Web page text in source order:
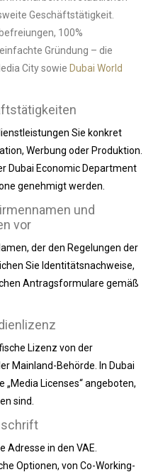
Geschäftstätigkeit.
100%
Gründung – die
City sowie Dubai World
Sie konkret
Werbung oder Produktion.
Dubai Economic Department
genehmigt werden.
und
vor
der den Regelungen der
Sie Identitätsnachweise,
Antragsformulare gemäß
Lizenz von der
Mainland-Behörde. In Dubai
„Media Licenses“ angeboten,
sind.
in den VAE.
Optionen, von Co-Working-